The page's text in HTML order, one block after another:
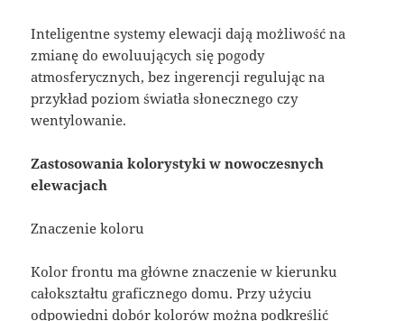
Inteligentne systemy elewacji dają możliwość na
zmianę do ewoluujących się pogody
atmosferycznych, bez ingerencji regulując na
przykład poziom światła słonecznego czy
wentylowanie.
Zastosowania kolorystyki w nowoczesnych
elewacjach
Znaczenie koloru
Kolor frontu ma główne znaczenie w kierunku
całokształtu graficznego domu. Przy użyciu
odpowiedni dobór kolorów można podkreślić